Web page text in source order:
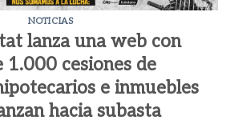
NOTICIAS
lanza una web con
1.000 cesiones de
e inmuebles
hacia subasta